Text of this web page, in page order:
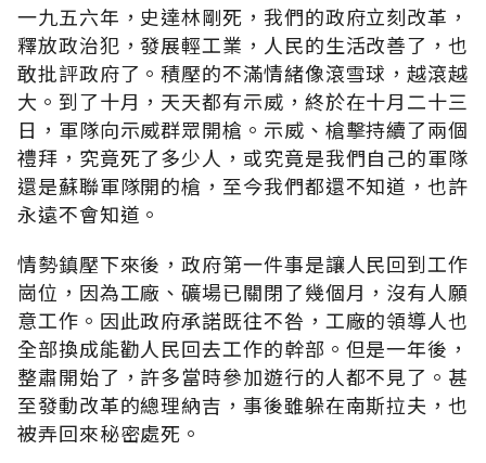
一九五六年，史達林剛死，我們的政府立刻改革，
釋放政治犯，發展輕工業，人民的生活改善了，也
敢批評政府了。積壓的不滿情緒像滾雪球，越滾越
大。到了十月，天天都有示威，終於在十月二十三
日，軍隊向示威群眾開槍。示威、槍擊持續了兩個
禮拜，究竟死了多少人，或究竟是我們自己的軍隊
還是蘇聯軍隊開的槍，至今我們都還不知道，也許
永遠不會知道。
情勢鎮壓下來後，政府第一件事是讓人民回到工作
崗位，因為工廠、礦場已關閉了幾個月，沒有人願
意工作。因此政府承諾既往不咎，工廠的領導人也
全部換成能勸人民回去工作的幹部。但是一年後，
整肅開始了，許多當時參加遊行的人都不見了。甚
至發動改革的總理納吉，事後雖躲在南斯拉夫，也
被弄回來秘密處死。